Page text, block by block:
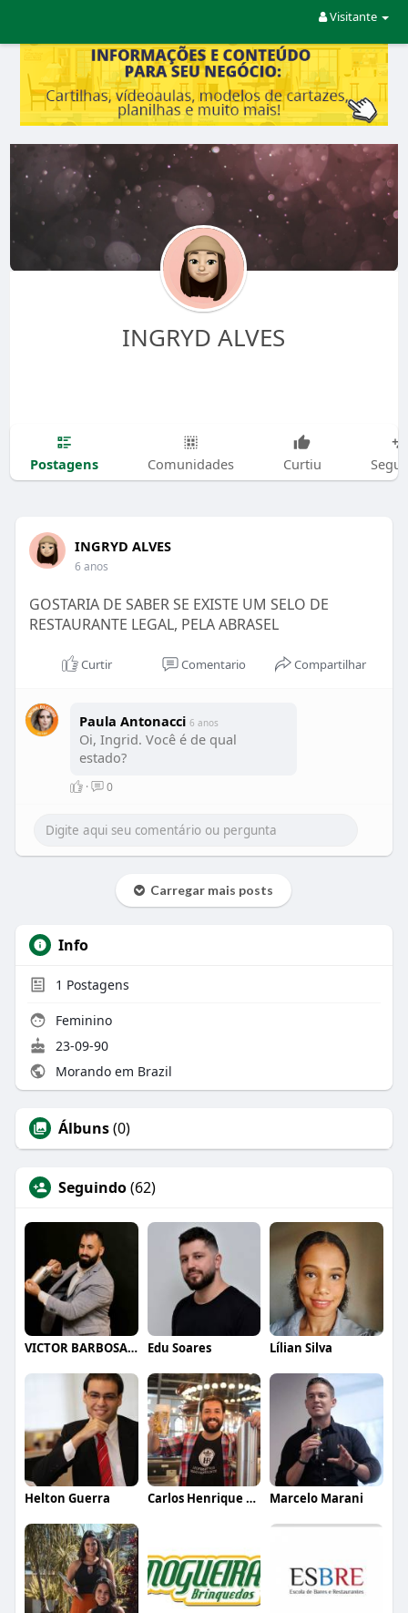
Visitante
INGRYD ALVES
Postagens Comunidades Curtiu
INGRYD ALVES
6 anos
GOSTARIA DE SABER SE EXISTE UM SELO DE
RESTAURANTE LEGAL, PELA ABRASEL
Curtir Comentario Compartilhar
Paula Antonacci 6 anos
Oi, Ingrid. Você é de qual
estado?
· 0
Carregar mais posts
Info
1 Postagens
Feminino
23-09-90
Morando em Brazil
Álbuns(0)
Seguindo(62)
VICTOR BARBOSA QUARANTA Edu Soares Lílian Silva
Helton Guerra Carlos Henrique de Faria Vasconcelos Marcelo Marani